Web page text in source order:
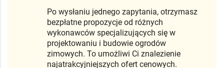
Po wysłaniu jednego zapytania, otrzymasz
bezpłatne propozycje od różnych
wykonawców specjalizujących się w
projektowaniu i budowie ogrodów
zimowych. To umożliwi Ci znalezienie
najatrakcyjniejszych ofert cenowych.